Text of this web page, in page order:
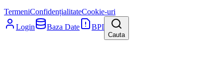
TermeniConfidențialitateCookie-uri
Login
Baza Date BPI
Cauta